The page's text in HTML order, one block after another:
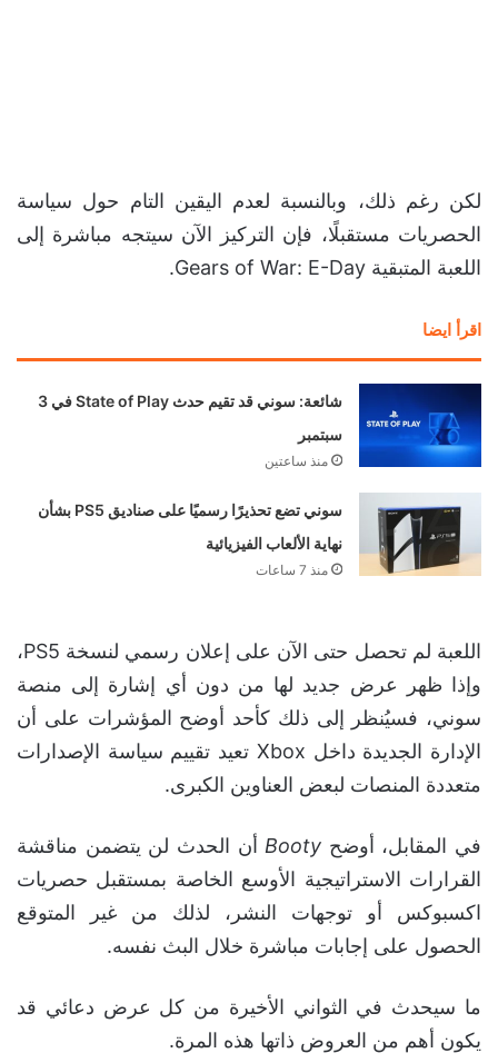
لكن رغم ذلك، وبالنسبة لعدم اليقين التام حول سياسة
الحصريات مستقبلًا، فإن التركيز الآن سيتجه مباشرة إلى
اللعبة المتبقية Gears of War: E-Day.
اقرأ ايضا
شائعة: سوني قد تقيم حدث State of Play في 3
سبتمبر
منذ ساعتين
سوني تضع تحذيرًا رسميًا على صناديق PS5 بشأن
نهاية الألعاب الفيزيائية
منذ 7 ساعات
اللعبة لم تحصل حتى الآن على إعلان رسمي لنسخة PS5،
وإذا ظهر عرض جديد لها من دون أي إشارة إلى منصة
سوني، فسيُنظر إلى ذلك كأحد أوضح المؤشرات على أن
الإدارة الجديدة داخل Xbox تعيد تقييم سياسة الإصدارات
متعددة المنصات لبعض العناوين الكبرى.
في المقابل، أوضح Bootyأن الحدث لن يتضمن مناقشة
القرارات الاستراتيجية الأوسع الخاصة بمستقبل حصريات
اكسبوكس أو توجهات النشر، لذلك من غير المتوقع
الحصول على إجابات مباشرة خلال البث نفسه.
ما سيحدث في الثواني الأخيرة من كل عرض دعائي قد
يكون أهم من العروض ذاتها هذه المرة.